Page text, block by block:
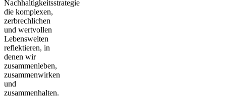
Nachhaltigkeitsstrategie
die komplexen,
zerbrechlichen
und wertvollen
Lebenswelten
reflektieren, in
denen wir
zusammenleben,
zusammenwirken
und
zusammenhalten.